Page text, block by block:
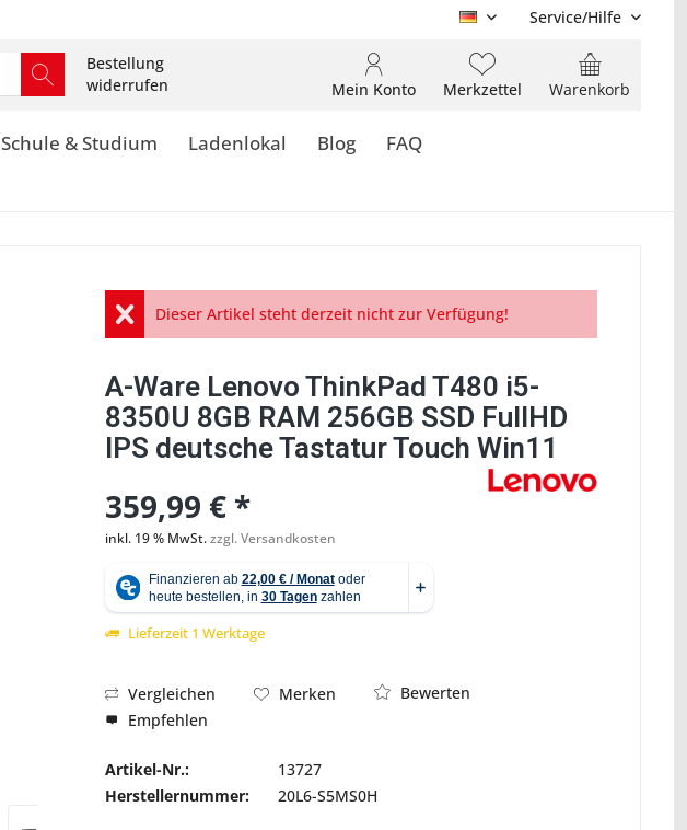
DE Service/Hilfe
Bestellung
widerrufen
Warenkorb
Merkzettel
Mein Konto
Schule & Studium Ladenlokal Blog FAQ
Abbildung ähnlich
Dieser Artikel steht derzeit nicht zur Verfügung!
A-Ware Lenovo ThinkPad T480 i5-
8350U 8GB RAM 256GB SSD FullHD
IPS deutsche Tastatur Touch Win11
359,99 € *
inkl. 19 % MwSt.zzgl. Versandkosten
Lieferzeit 1 Werktage
Vergleichen Merken
Bewerten
Empfehlen
Artikel-Nr.:
13727
Herstellernummer:
20L6-S5MS0H